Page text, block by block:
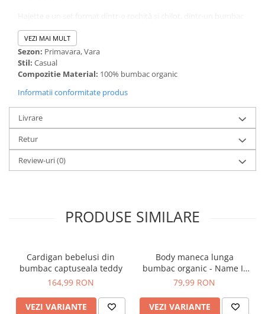
Chilotul are un croi larg, pentru a face loc și scutecelului iar
rochița are prevăzuți nasturi la spate, pentru a fi accesibilă la
îmbracat.
VEZI MAI MULT
Sezon: Primavara, Vara
Stil: Casual
Compozitie Material: 100% bumbac organic
Informatii conformitate produs
Livrare
Retur
Review-uri(0)
PRODUSE SIMILARE
Cardigan bebelusi din
bumbac captuseala teddy
164,99 RON
VEZI VARIANTE
Body maneca lunga
bumbac organic - Name It
Nillo
79,99 RON
VEZI VARIANTE